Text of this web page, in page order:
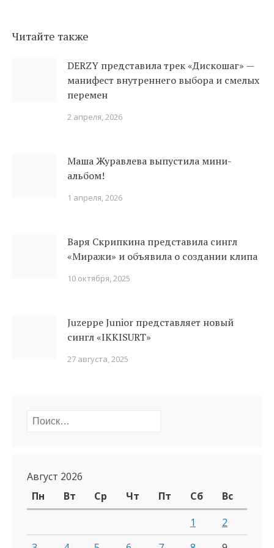
Читайте также
DERZY представила трек «Дискошаг» —
манифест внутреннего выбора и смелых
перемен
2 апреля, 2026
Маша Журавлева выпустила мини-
альбом!
1 апреля, 2026
Варя Скрипкина представила сингл
«Миражи» и объявила о создании клипа
10 октября, 2025
Juzeppe Junior представляет новый
сингл «IKKISURT»
27 августа, 2025
Найти:
Август 2026
Пн
Вт Ср Чт Пт Сб
Вс
1
2